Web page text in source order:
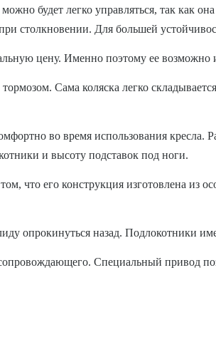
будет легко управляться, так как
столкновении. Для большей
цену. Именно поэтому ее возможно
Сама коляска легко
во время использования кресла.
и высоту подставок под ноги.
что его конструкция изготовлена из
опрокинуться назад. Подлокотники
Специальный привод